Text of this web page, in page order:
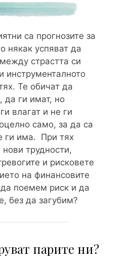
са прогнозите за
някак успяват да
страстта си
инструменталното
Те обичат да
да ги имат, но
влагат и не ги
само, за да са
ги има. При тях
трудности,
и рисковете
на финансовите
поемем риск и да
без да загубим?
парите ни?